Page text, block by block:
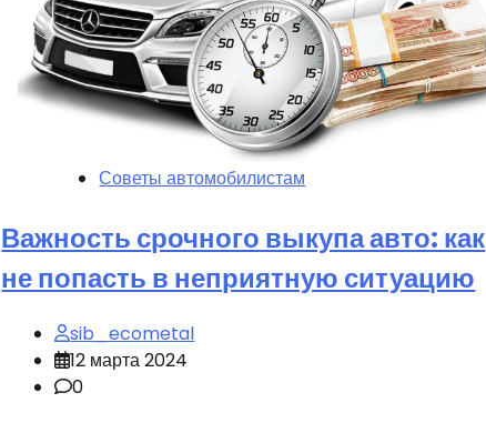
Советы автомобилистам
Важность срочного выкупа авто: как
не попасть в неприятную ситуацию
sib_ecometal
12 марта 2024
0